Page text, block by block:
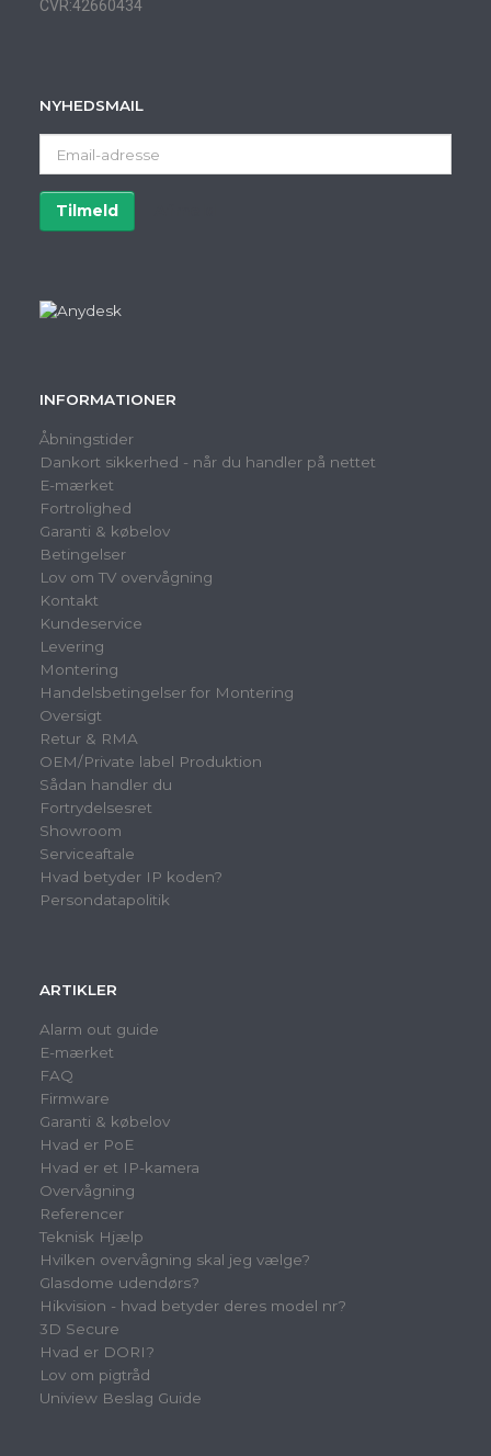
CVR:42660434
NYHEDSMAIL
adresse
Tilmeld
INFORMATIONER
Åbningstider
Dankort sikkerhed - når du handler på nettet
E-mærket
Fortrolighed
Garanti & købelov
Betingelser
Lov om TV overvågning
Kontakt
Kundeservice
Levering
Montering
Handelsbetingelser for Montering
Oversigt
Retur & RMA
OEM/Private label Produktion
Sådan handler du
Fortrydelsesret
Showroom
Serviceaftale
Hvad betyder IP koden?
Persondatapolitik
ARTIKLER
Alarm out guide
E-mærket
FAQ
Firmware
Garanti & købelov
Hvad er PoE
Hvad er et IP-kamera
Overvågning
Referencer
Teknisk Hjælp
Hvilken overvågning skal jeg vælge?
Glasdome udendørs?
Hikvision - hvad betyder deres model nr?
3D Secure
Hvad er DORI?
Lov om pigtråd
Uniview Beslag Guide